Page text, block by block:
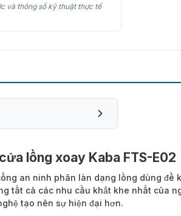
và thông số kỹ thuật thực tế
lồng xoay Kaba FTS-E02
an ninh phân làn dạng lồng dùng để
tất cả các nhu cầu khắt khe nhất của
tạo nên sự hiện đại hơn.